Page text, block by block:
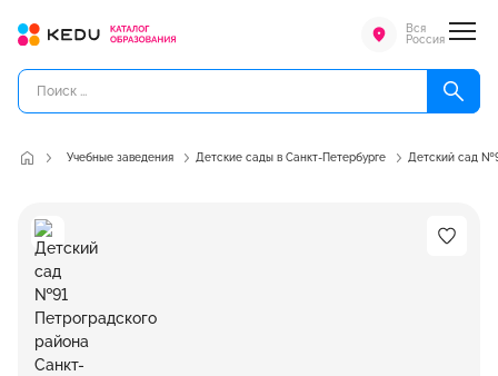
Вся
Россия
Учебные заведения Детские сады в Санкт-Петербурге Детский сад